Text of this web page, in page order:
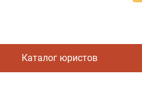
Каталог юристов